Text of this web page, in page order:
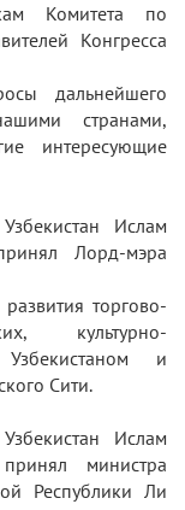
Комитета по
Конгресса
дальнейшего
странами,
интересующие
Ислам
Лорд-мэра
торгово-
культурно-
и
Сити.
Ислам
министра
Республики Ли